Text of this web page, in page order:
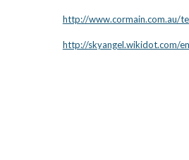
http://www.cormain.com.au/
http://skyangel.wikidot.com/